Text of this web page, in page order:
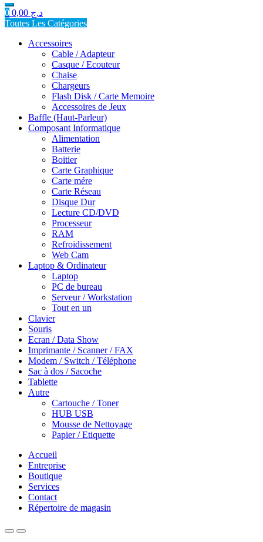
0 د.ج
Toutes Les Catégories
Accessoires
Cable / Adapteur
Casque / Ecouteur
Chaise
Chargeurs
Flash Disk / Carte Memoire
Accessoires de Jeux
Baffle (Haut-Parleur)
Composant Informatique
Alimentation
Batterie
Boitier
Carte Graphique
Carte mére
Carte Réseau
Disque Dur
Lecture CD/DVD
Processeur
RAM
Refroidissement
Web Cam
Laptop & Ordinateur
Laptop
PC de bureau
Serveur / Workstation
Tout en un
Clavier
Souris
Ecran / Data Show
Imprimante / Scanner / FAX
Modem / Switch / Téléphone
Sac à dos / Sacoche
Tablette
Autre
Cartouche / Toner
HUB USB
Mousse de Nettoyage
Papier / Etiquette
Accueil
Entreprise
Boutique
Services
Contact
Répertoire de magasin